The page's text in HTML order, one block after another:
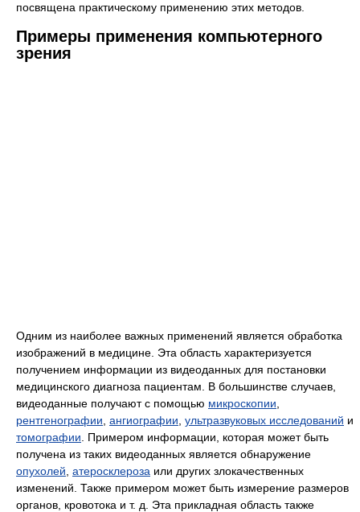
посвящена практическому применению этих методов.
Примеры применения компьютерного
зрения
Одним из наиболее важных применений является обработка
изображений в медицине. Эта область характеризуется
получением информации из видеоданных для постановки
медицинского диагноза пациентам. В большинстве случаев,
видеоданные получают с помощью микроскопии
рентгенографии ангиографии ультразвуковых исследований и
томографии . Примером информации, которая может быть
получена из таких видеоданных является обнаружение
опухолей атеросклероза или других злокачественных
изменений. Также примером может быть измерение размеров
органов, кровотока и т. д. Эта прикладная область также